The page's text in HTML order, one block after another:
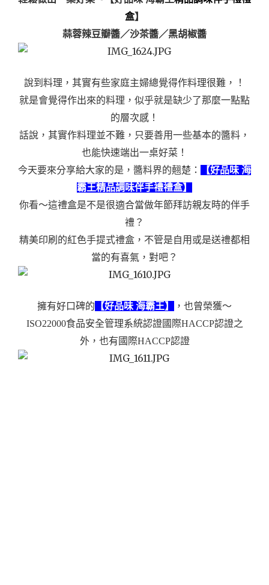
盒】
蒜蓉辣豆瓣醬／沙茶醬／黑胡椒醬
說到料理，其實有些家庭主婦總覺得作料理很難，！
就是會覺得作出來的料理，似乎就是缺少了那麼一點點
的層次感！
話說，其實作料理並不難，只要善用一些基本的醬料，
也能快速端出一桌好菜！
今天要來分享給大家的是，醬料界的翹楚：
【好品味 海
霸王精品調味伴手禮禮盒】
你看～這禮盒是不是很適合當做年節拜訪親友時的伴手
禮？
精美印刷的紅色手提式禮盒，不管是自用或是送禮都相
當的有喜氣，對吧？
擁有好口碑的 【好品味 海霸王】
，也曾榮獲～
ISO22000食品安全管理系統認證國際HACCP認證之
外，也有 國際HACCP認證